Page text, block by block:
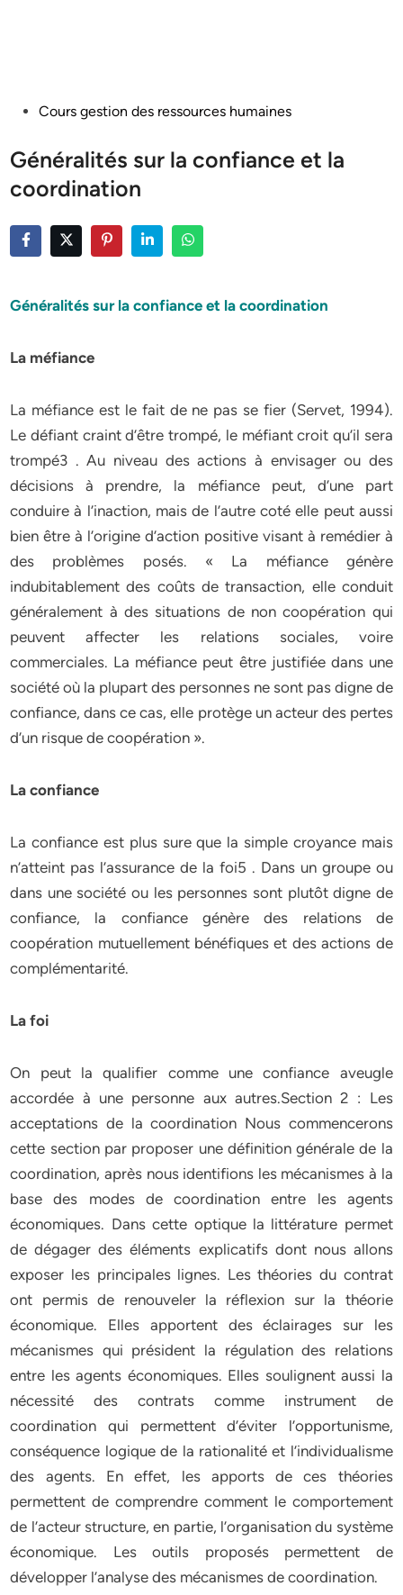
PostedCours gestion des ressources humaines
Généralités sur la confiance et la
coordination
Généralités sur la confiance et la coordination
La méfiance
La méfiance est le fait de ne pas se fier (Servet, 1994).
Le défiant craint d’être trompé, le méfiant croit qu’il sera
trompé3 . Au niveau des actions à envisager ou des
décisions à prendre, la méfiance peut, d’une part
conduire à l’inaction, mais de l’autre coté elle peut aussi
bien être à l’origine d’action positive visant à remédier à
des problèmes posés. « La méfiance génère
indubitablement des coûts de transaction, elle conduit
généralement à des situations de non coopération qui
peuvent affecter les relations sociales, voire
commerciales. La méfiance peut être justifiée dans une
société où la plupart des personnes ne sont pas digne de
confiance, dans ce cas, elle protège un acteur des pertes
d’un risque de coopération ».
La confiance
La confiance est plus sure que la simple croyance mais
n’atteint pas l’assurance de la foi5 . Dans un groupe ou
dans une société ou les personnes sont plutôt digne de
confiance, la confiance génère des relations de
coopération mutuellement bénéfiques et des actions de
complémentarité.
La foi
On peut la qualifier comme une confiance aveugle
accordée à une personne aux autres.Section 2 : Les
acceptations de la coordination Nous commencerons
cette section par proposer une définition générale de la
coordination, après nous identifions les mécanismes à la
base des modes de coordination entre les agents
économiques. Dans cette optique la littérature permet
de dégager des éléments explicatifs dont nous allons
exposer les principales lignes. Les théories du contrat
ont permis de renouveler la réflexion sur la théorie
économique. Elles apportent des éclairages sur les
mécanismes qui président la régulation des relations
entre les agents économiques. Elles soulignent aussi la
nécessité des contrats comme instrument de
coordination qui permettent d’éviter l’opportunisme,
conséquence logique de la rationalité et l’individualisme
des agents. En effet, les apports de ces théories
permettent de comprendre comment le comportement
de l’acteur structure, en partie, l’organisation du système
économique. Les outils proposés permettent de
développer l’analyse des mécanismes de coordination.